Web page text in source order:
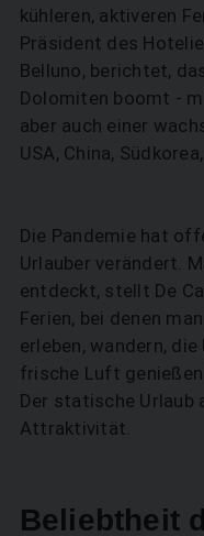
kühleren, aktiveren
Präsident des
Belluno, berichtet,
Dolomiten boomt -
aber auch einer
USA, China,
Die Pandemie hat
Urlauber verändert.
entdeckt, stellt De
Ferien, bei denen
erleben, wandern,
frische Luft genießen
Der statische Urlaub
Attraktivität.
Beliebtheit